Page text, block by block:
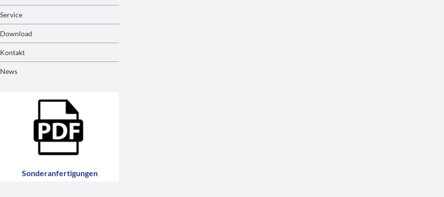
Service
Download
Kontakt
News
Sonderanfertigungen